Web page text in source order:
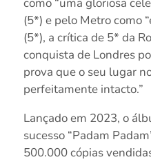
(5*) e pelo Metro como
(5*), a crítica de 5* da
conquista de Londres
prova que o seu lugar
perfeitamente intacto.”
Lançado em 2023, o
sucesso “Padam
500.000 cópias